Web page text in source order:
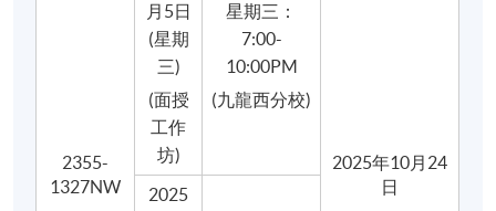
2355-
1327NW
月5日
(星期
三)
(面授
工作
坊)
星期三：
7:00-
10:00PM
(九龍西分校)
2025年10月24
日
2025